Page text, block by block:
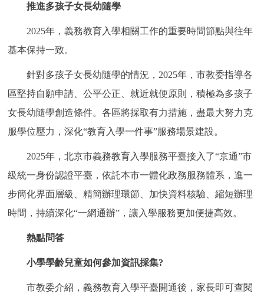
推進多孩子女長幼隨學
2025年，義務教育入學相關工作的重要時間節點與往年
基本保持一致。
針對多孩子女長幼隨學的情況，2025年，市教委指導各
區堅持自願申請、公平公正、就近就便原則，積極為多孩子
女長幼隨學創造條件。各區將採取有力措施，盡最大努力克
服學位壓力，深化“教育入學一件事”服務場景建設。
2025年，北京市義務教育入學服務平臺接入了“京通”市
級統一身份認證平臺，依託本市一體化政務服務體系，進一
步簡化界面層級、精簡辦理環節、加快資料核驗、縮短辦理
時間，持續深化“一網通辦”，讓入學服務更加便捷高效。
熱點問答
小學學齡兒童如何參加資訊採集?
市教委介紹，義務教育入學平臺開通後，家長即可查閱